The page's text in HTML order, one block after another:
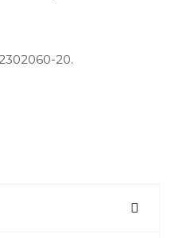
20.